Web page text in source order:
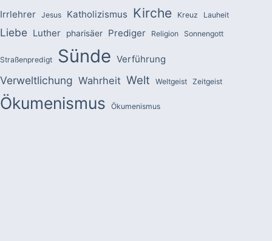
Irrlehrer Jesus Katholizismus Kirche Kreuz Lauheit
Liebe Luther pharisäer Prediger Religion Sonnengott
Straßenpredigt Sünde Verführung
Verweltlichung Wahrheit Welt Weltgeist Zeitgeist
Ökumenismus Ökumenismus